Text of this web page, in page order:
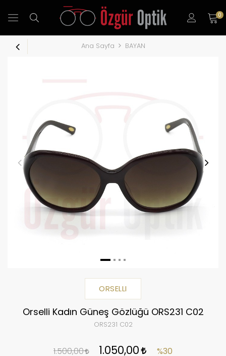
0
Ana Sayfa BAYAN
ORSELLI
Orselli Kadın Güneş Gözlüğü ORS231 C02
ORS231 C02
1.500,00 1.050,00 %30